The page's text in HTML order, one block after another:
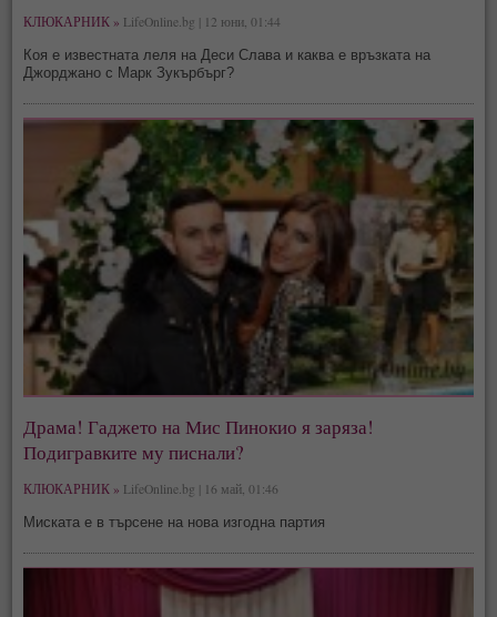
КЛЮКАРНИК » LifeOnline.bg | 12 юни, 01:44
Коя е известната леля на Деси Слава и каква е връзката на
Джорджано с Марк Зукърбърг?
Драма! Гаджето на Мис Пинокио я заряза!
Подигравките му писнали?
КЛЮКАРНИК » LifeOnline.bg | 16 май, 01:46
Миската е в търсене на нова изгодна партия